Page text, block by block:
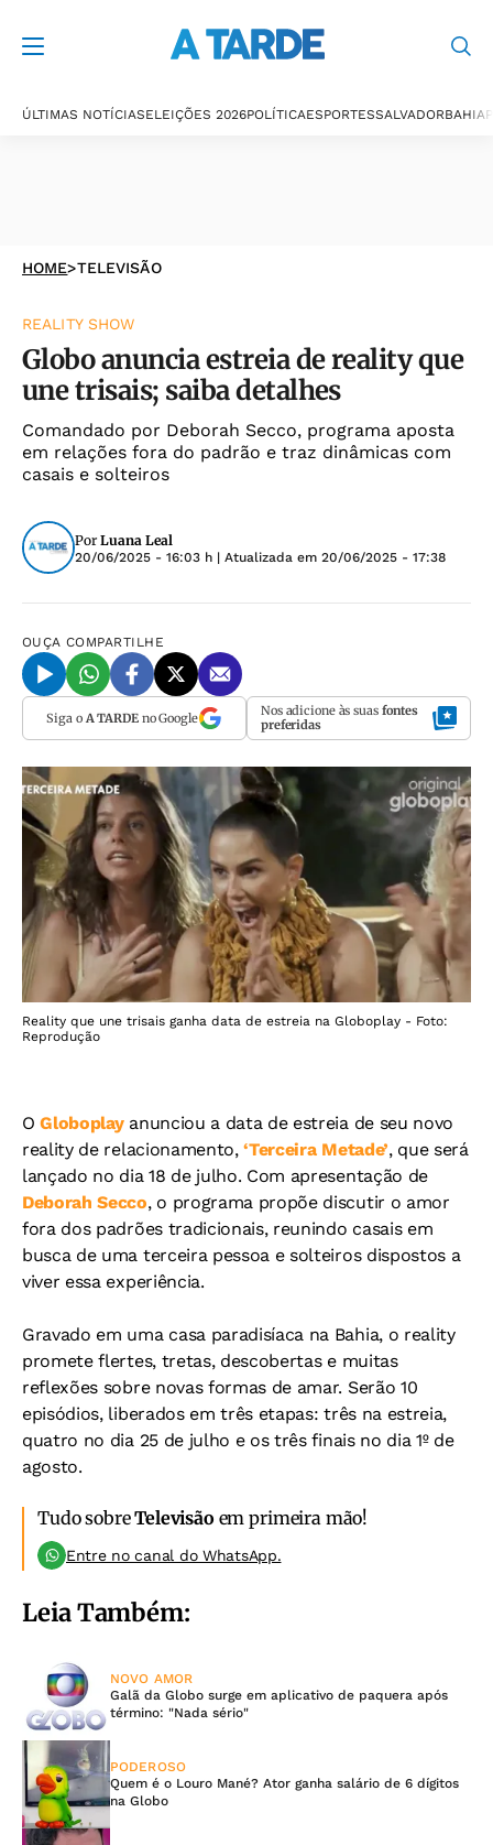
ÚLTIMAS NOTÍCIASELEIÇÕES 2026POLÍTICAESPORTESSALVADORBAHIA
HOME>TELEVISÃO
REALITY SHOW
Globo anuncia estreia de reality que
une trisais; saiba detalhes
Comandado por Deborah Secco, programa aposta
em relações fora do padrão e traz dinâmicas com
casais e solteiros
Por Luana Leal
20/06/2025 - 16:03 h | Atualizada em 20/06/2025 - 17:38
OUÇA COMPARTILHE
Siga o A TARDEno Google Nos adicione às suas fontes
preferidas
Reality que une trisais ganha data de estreia na Globoplay - Foto:
Reprodução
OGloboplayanunciou a data de estreia de seu novo
reality de relacionamento,‘Terceira Metade’, que será
lançado no dia 18 de julho. Com apresentação de
Deborah Secco, o programa propõe discutir o amor
fora dos padrões tradicionais, reunindo casais em
busca de uma terceira pessoa e solteiros dispostos a
viver essa experiência.
Gravado em uma casa paradisíaca na Bahia, o reality
promete flertes, tretas, descobertas e muitas
reflexões sobre novas formas de amar. Serão 10
episódios, liberados em três etapas: três na estreia,
quatro no dia 25 de julho e os três finais no dia 1º de
agosto.
Tudo sobreTelevisão em primeira mão!
Entre no canal do WhatsApp.
Leia Também:
NOVO AMOR
Galã da Globo surge em aplicativo de paquera após
término: "Nada sério"
PODEROSO
Quem é o Louro Mané? Ator ganha salário de 6 dígitos
na Globo